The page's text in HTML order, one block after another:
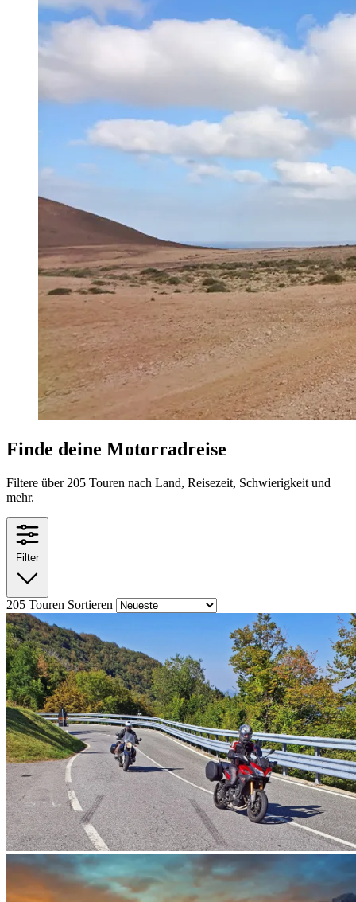
Finde deine Motorradreise
Filtere über 205 Touren nach Land, Reisezeit, Schwierigkeit und
mehr.
Filter
205 Touren Sortieren